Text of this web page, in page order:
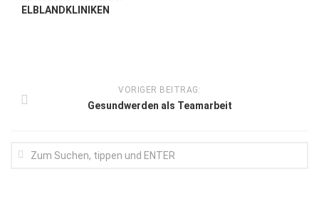
Allgemein
ELBLANDKLINIKEN
VORIGER BEITRAG:
Gesundwerden als Teamarbeit